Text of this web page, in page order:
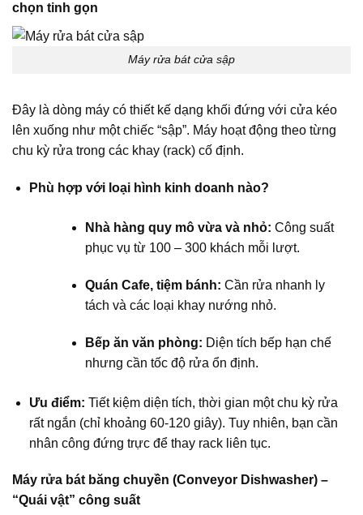
chọn tinh gọn
Máy rửa bát cửa sập
Đây là dòng máy có thiết kế dạng khối đứng với cửa kéo
lên xuống như một chiếc “sập”. Máy hoạt động theo từng
chu kỳ rửa trong các khay (rack) cố định.
Phù hợp với loại hình kinh doanh nào?
Nhà hàng quy mô vừa và nhỏ: Công suất
phục vụ từ 100 – 300 khách mỗi lượt.
Quán Cafe, tiệm bánh: Cần rửa nhanh ly
tách và các loại khay nướng nhỏ.
Bếp ăn văn phòng: Diện tích bếp hạn chế
nhưng cần tốc độ rửa ổn định.
Ưu điểm: Tiết kiệm diện tích, thời gian một chu kỳ rửa
rất ngắn (chỉ khoảng 60-120 giây). Tuy nhiên, bạn cần
nhân công đứng trực để thay rack liên tục.
Máy rửa bát băng chuyền (Conveyor Dishwasher) –
“Quái vật” công suất